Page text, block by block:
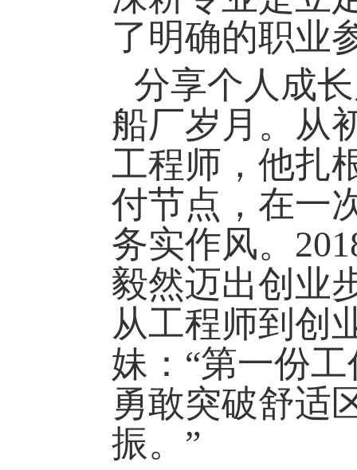
了明确的职业
分享个人成
船厂岁月。从
工程师，他扎
付节点，在一
务实作风。
毅然迈出创业
从工程师到创
妹： “第一份
勇敢突破舒适
振。”